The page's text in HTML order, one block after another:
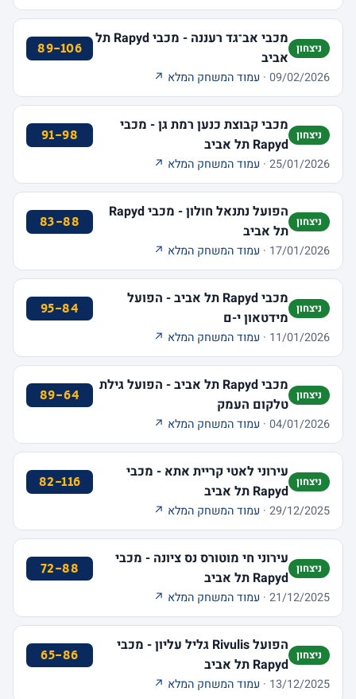
ניצחון
מכבי אב־גד רעננה - מכבי Rapyd תל
אביב
89-106
09/02/2026 · עמוד המשחק המלא ↗
ניצחון
מכבי קבוצת כנען רמת גן - מכבי
Rapyd תל אביב
91-98
25/01/2026 · עמוד המשחק המלא ↗
ניצחון
הפועל נתנאל חולון - מכבי Rapyd
תל אביב
83-88
17/01/2026 · עמוד המשחק המלא ↗
ניצחון
מכבי Rapyd תל אביב - הפועל
מידטאון י-ם
95-84
11/01/2026 · עמוד המשחק המלא ↗
ניצחון
מכבי Rapyd תל אביב - הפועל גילת
טלקום העמק
89-64
04/01/2026 · עמוד המשחק המלא ↗
ניצחון
עירוני לאטי קריית אתא - מכבי
Rapyd תל אביב
82-116
29/12/2025 · עמוד המשחק המלא ↗
ניצחון
עירוני חי מוטורס נס ציונה - מכבי
Rapyd תל אביב
72-88
21/12/2025 · עמוד המשחק המלא ↗
ניצחון
הפועל Rivulis גליל עליון - מכבי
Rapyd תל אביב
65-86
13/12/2025 · עמוד המשחק המלא ↗